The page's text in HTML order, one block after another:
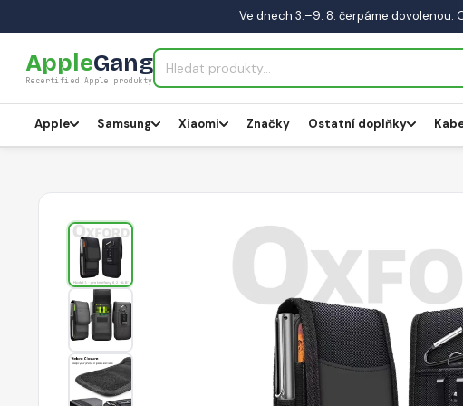
Ve dnech 3.–9. 8. čerpáme dovolenou.
AppleGang
Recertified Apple produkty
Apple Samsung Xiaomi Značky Ostatní doplňky